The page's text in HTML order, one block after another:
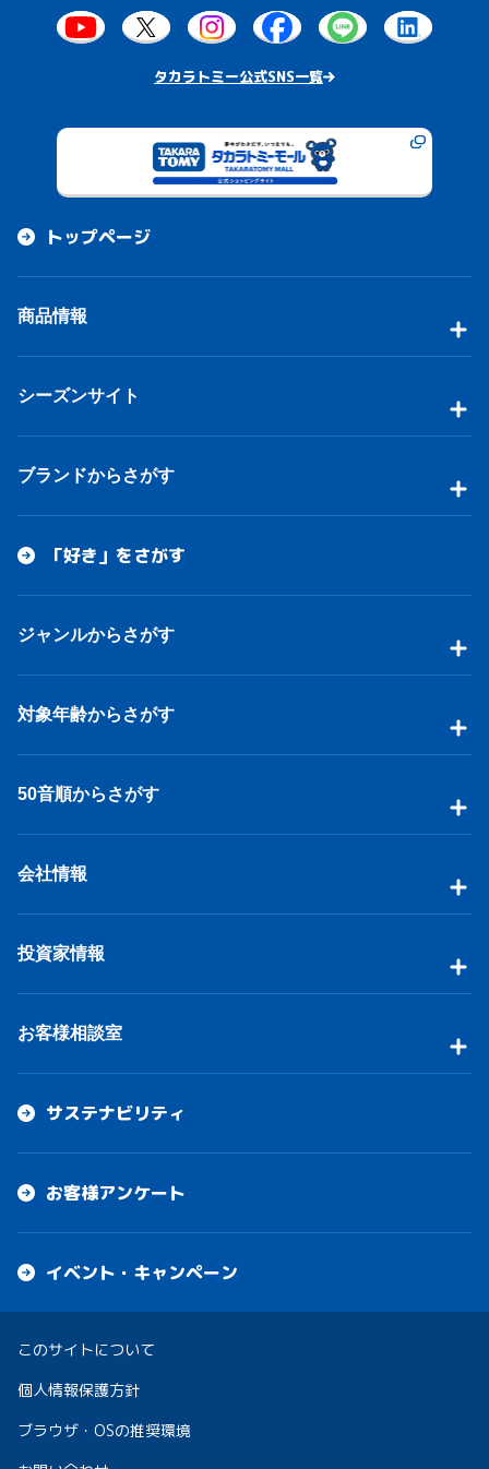
タカラトミー公式SNS一覧
トップページ
商品情報
シーズンサイト
ブランドからさがす
「好き」をさがす
ジャンルからさがす
対象年齢からさがす
50音順からさがす
会社情報
投資家情報
お客様相談室
サステナビリティ
お客様アンケート
イベント・キャンペーン
このサイトについて
個人情報保護方針
ブラウザ・OSの推奨環境